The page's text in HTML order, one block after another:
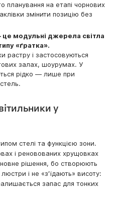
планування на етапі чорнових
змінити позицію без
це модульні джерела світла
«ґратка».
растру і застосовуються
залах, шоурумах. У
рідко — лише при
у
стелі та функцією зони.
і реновованих хрущовках
рішення, бо створюють
і не «з'їдають» висоту:
запас для тонких